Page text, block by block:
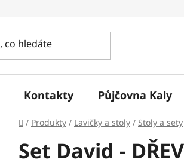
Kontakty Půjčovna Kaly
Domů
/ Produkty / Lavičky a stoly / Stoly a sety
Set David -